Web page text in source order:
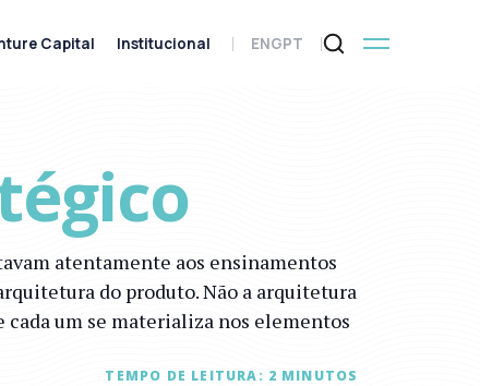
atentamente aos ensinamentos
do produto. Não a arquitetura
cada um se materializa nos elementos
TEMPO DE LEITURA: 2 MINUTOS
Capital Institucional ENGPT